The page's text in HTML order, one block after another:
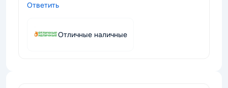
Ответить
Отличные наличные